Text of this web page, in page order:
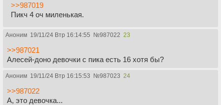
>>987019
Пикч 4 оч миленькая.
Аноним 19/11/24 Втр 16:14:55 №987022 23
>>987021
Алесей-доно девочки с пика есть 16 хотя бы?
Аноним 19/11/24 Втр 16:15:53 №987023 24
>>987022
А, это девочка...